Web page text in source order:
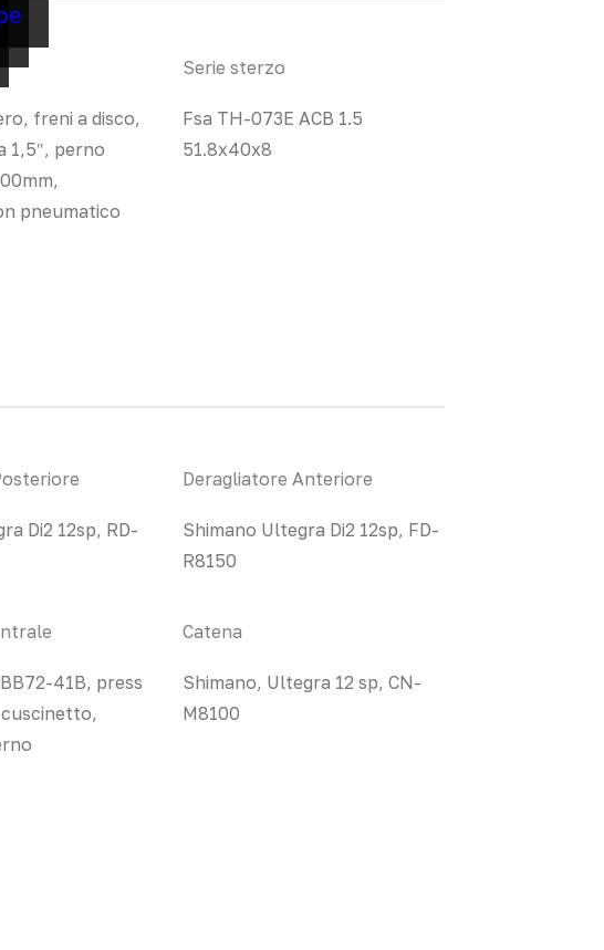
freni a disco,
1,5″, perno
pneumatico
Serie sterzo
Fsa TH-073E ACB 1.5
51.8x40x8
Di2 12sp, RD-
41B, press
Deragliatore Anteriore
Shimano Ultegra Di2 12sp, FD-
R8150
Catena
Shimano, Ultegra 12 sp, CN-
M8100